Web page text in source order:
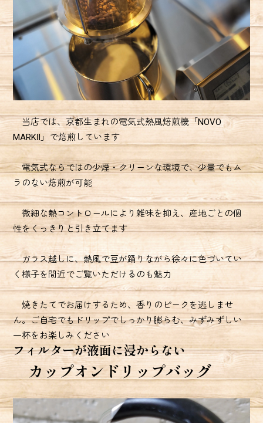
当店では、京都生まれの電気式熱風焙煎機「NOVO
MARKⅡ」で焙煎しています
電気式ならではの少煙・クリーンな環境で、少量でもム
ラのない焙煎が可能
微細な熱コントロールにより雑味を抑え、産地ごとの個
性をくっきりと引き立てます
ガラス越しに、熱風で豆が踊りながら徐々に色づいてい
く様子を間近でご覧いただけるのも魅力
焼きたてでお届けするため、香りのピークを逃しませ
ん。ご自宅でもドリップでしっかり膨らむ、みずみずしい
一杯をお楽しみください
フィルターが液面に浸からない
カップオンドリップバッグ